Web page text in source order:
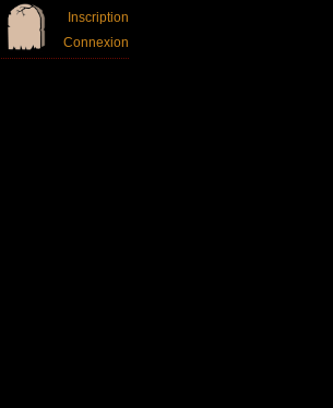
Inscription
Connexion